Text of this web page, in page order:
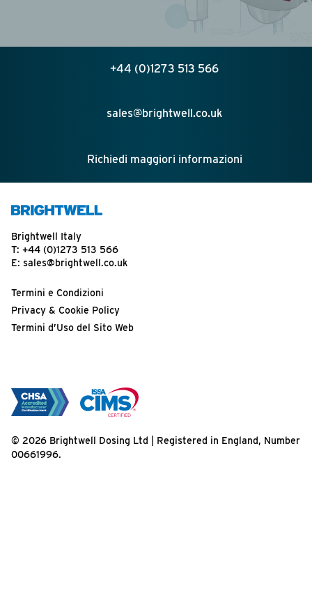
+44 (0)1273 513 566
sales@brightwell.co.uk
Richiedi maggiori informazioni
Brightwell Italy
T: +44 (0)1273 513 566
E: sales@brightwell.co.uk
Termini e Condizioni
Privacy & Cookie Policy
Termini d’Uso del Sito Web
© 2026 Brightwell Dosing Ltd | Registered in England, Number
00661996.